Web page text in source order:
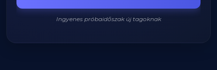
Ingyenes próbaidőszak új tagoknak